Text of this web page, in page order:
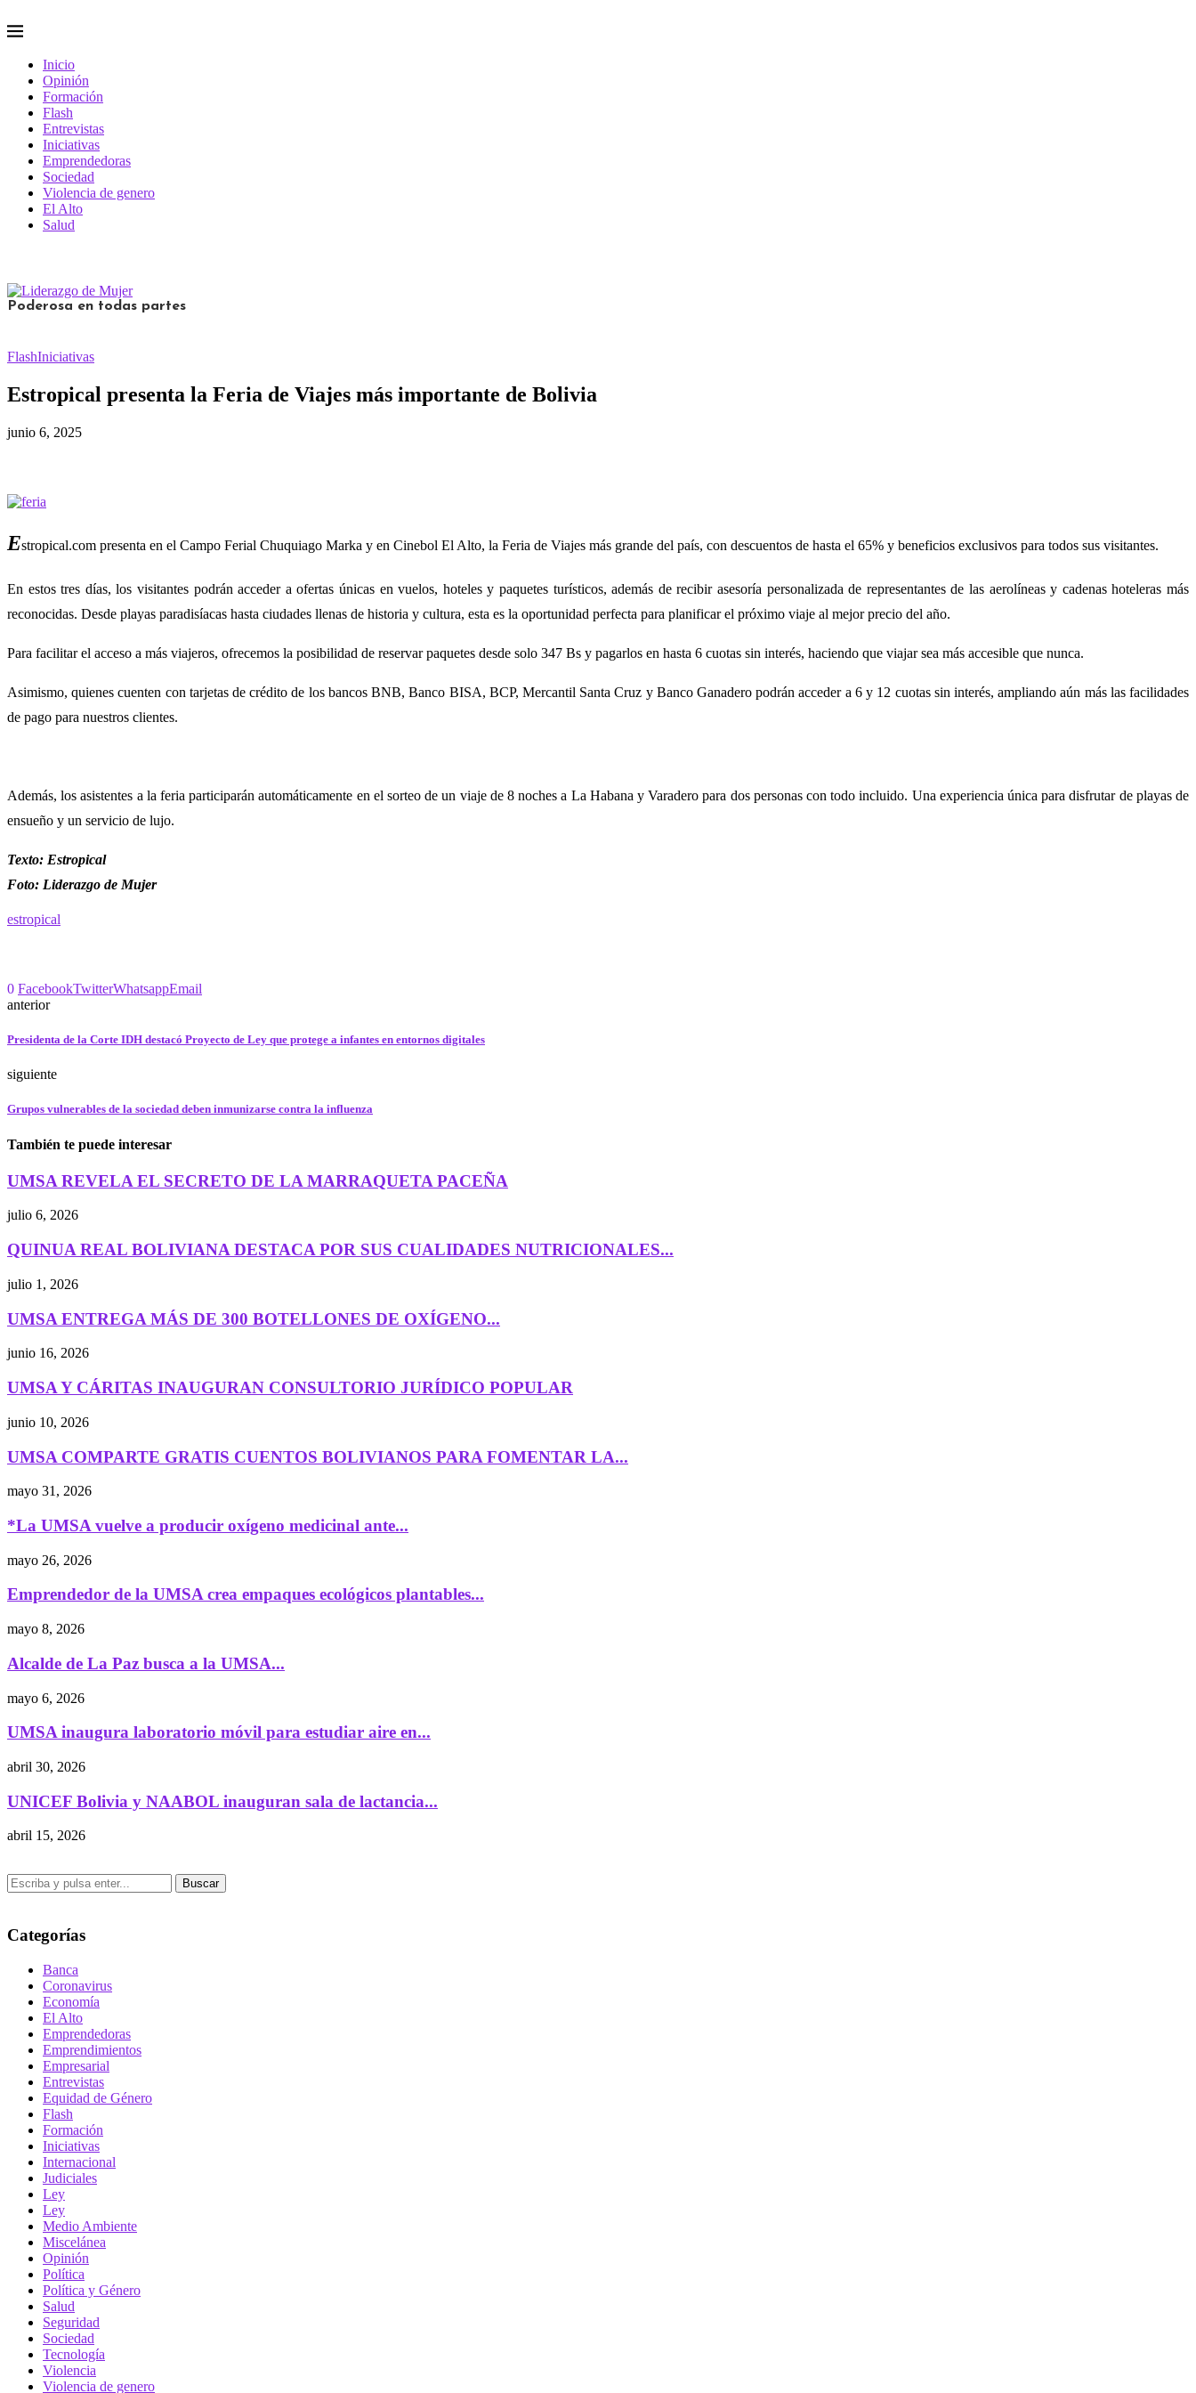
Inicio
Opinión
Formación
Flash
Entrevistas
Iniciativas
Emprendedoras
Sociedad
Violencia de genero
El Alto
Salud
Poderosa en todas partes
FlashIniciativas
Estropical presenta la Feria de Viajes más importante de Bolivia
junio 6, 2025
Estropical.com presenta en el Campo Ferial Chuquiago Marka y en Cinebol El Alto, la Feria de Viajes más grande del país, con descuentos de hasta el 65% y beneficios exclusivos para todos sus visitantes.
En estos tres días, los visitantes podrán acceder a ofertas únicas en vuelos, hoteles y paquetes turísticos, además de recibir asesoría personalizada de representantes de las aerolíneas y cadenas hoteleras más
reconocidas. Desde playas paradisíacas hasta ciudades llenas de historia y cultura, esta es la oportunidad perfecta para planificar el próximo viaje al mejor precio del año.
Para facilitar el acceso a más viajeros, ofrecemos la posibilidad de reservar paquetes desde solo 347 Bs y pagarlos en hasta 6 cuotas sin interés, haciendo que viajar sea más accesible que nunca.
Asimismo, quienes cuenten con tarjetas de crédito de los bancos BNB, Banco BISA, BCP, Mercantil Santa Cruz y Banco Ganadero podrán acceder a 6 y 12 cuotas sin interés, ampliando aún más las facilidades
de pago para nuestros clientes.
Además, los asistentes a la feria participarán automáticamente en el sorteo de un viaje de 8 noches a La Habana y Varadero para dos personas con todo incluido. Una experiencia única para disfrutar de playas de
ensueño y un servicio de lujo.
Texto: Estropical
Foto: Liderazgo de Mujer
estropical
0 FacebookTwitterWhatsappEmail
anterior
Presidenta de la Corte IDH destacó Proyecto de Ley que protege a infantes en entornos digitales
siguiente
Grupos vulnerables de la sociedad deben inmunizarse contra la influenza
También te puede interesar
UMSA REVELA EL SECRETO DE LA MARRAQUETA PACEÑA
julio 6, 2026
QUINUA REAL BOLIVIANA DESTACA POR SUS CUALIDADES NUTRICIONALES...
julio 1, 2026
UMSA ENTREGA MÁS DE 300 BOTELLONES DE OXÍGENO...
junio 16, 2026
UMSA Y CÁRITAS INAUGURAN CONSULTORIO JURÍDICO POPULAR
junio 10, 2026
UMSA COMPARTE GRATIS CUENTOS BOLIVIANOS PARA FOMENTAR LA...
mayo 31, 2026
*La UMSA vuelve a producir oxígeno medicinal ante...
mayo 26, 2026
Emprendedor de la UMSA crea empaques ecológicos plantables...
mayo 8, 2026
Alcalde de La Paz busca a la UMSA...
mayo 6, 2026
UMSA inaugura laboratorio móvil para estudiar aire en...
abril 30, 2026
UNICEF Bolivia y NAABOL inauguran sala de lactancia...
abril 15, 2026
Buscar
Categorías
Banca
Coronavirus
Economía
El Alto
Emprendedoras
Emprendimientos
Empresarial
Entrevistas
Equidad de Género
Flash
Formación
Iniciativas
Internacional
Judiciales
Ley
Ley
Medio Ambiente
Miscelánea
Opinión
Política
Política y Género
Salud
Seguridad
Sociedad
Tecnología
Violencia
Violencia de genero